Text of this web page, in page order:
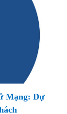
Mạng: Dự